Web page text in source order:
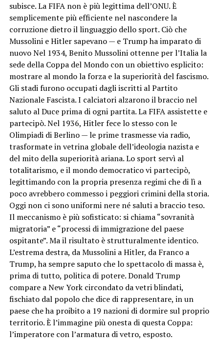
subisce. La FIFA non è più legittima dell’ONU. È
semplicemente più efficiente nel nascondere la
corruzione dietro il linguaggio dello sport. Ciò che
Mussolini e Hitler sapevano — e Trump ha imparato di
nuovo Nel 1934, Benito Mussolini ottenne per l’Italia la
sede della Coppa del Mondo con un obiettivo esplicito:
mostrare al mondo la forza e la superiorità del fascismo.
Gli stadi furono occupati dagli iscritti al Partito
Nazionale Fascista. I calciatori alzarono il braccio nel
saluto al Duce prima di ogni partita. La FIFA assistette e
partecipò. Nel 1936, Hitler fece lo stesso con le
Olimpiadi di Berlino — le prime trasmesse via radio,
trasformate in vetrina globale dell’ideologia nazista e
del mito della superiorità ariana. Lo sport servì al
totalitarismo, e il mondo democratico vi partecipò,
legittimando con la propria presenza regimi che di lì a
poco avrebbero commesso i peggiori crimini della storia.
Oggi non ci sono uniformi nere né saluti a braccio teso.
Il meccanismo è più sofisticato: si chiama “sovranità
migratoria” e “processi di immigrazione del paese
ospitante”. Ma il risultato è strutturalmente identico.
L’estrema destra, da Mussolini a Hitler, da Franco a
Trump, ha sempre saputo che lo spettacolo di massa è,
prima di tutto, politica di potere. Donald Trump
compare a New York circondato da vetri blindati,
fischiato dal popolo che dice di rappresentare, in un
paese che ha proibito a 19 nazioni di dormire sul proprio
territorio. È l’immagine più onesta di questa Coppa:
l’imperatore con l’armatura di vetro, esposto.